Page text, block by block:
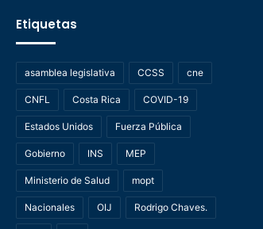
Etiquetas
asamblea legislativa CCSS cne
CNFL Costa Rica COVID-19
Estados Unidos Fuerza Pública
Gobierno INS MEP
Ministerio de Salud mopt
Nacionales OIJ Rodrigo Chaves.